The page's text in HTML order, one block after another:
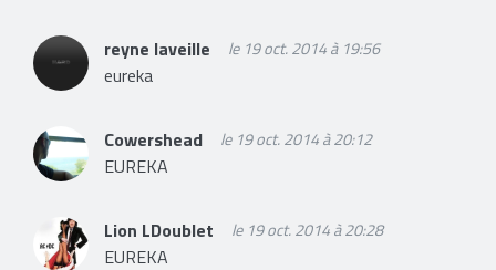
reyne laveille le 19 oct. 2014 à 19:56
eureka
Cowershead le 19 oct. 2014 à 20:12
EUREKA
Lion LDoublet le 19 oct. 2014 à 20:28
EUREKA